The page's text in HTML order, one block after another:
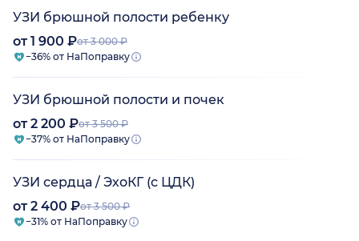
УЗИ брюшной полости ребенку
от 1 900 ₽от 3 000 ₽
−36% от НаПоправку
УЗИ брюшной полости и почек
от 2 200 ₽от 3 500 ₽
−37% от НаПоправку
УЗИ сердца / ЭхоКГ (с ЦДК)
от 2 400 ₽от 3 500 ₽
−31% от НаПоправку